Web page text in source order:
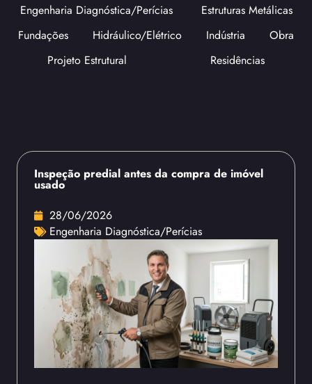
Engenharia Diagnóstica/Perícias
Estruturas Metálicas
Fundações
Hidráulico/Elétrico Indústria
Obra
Projeto Estrutural
Residências
Inspeção predial antes da compra de imóvel
usado
28/06/2026
Engenharia Diagnóstica/Perícias